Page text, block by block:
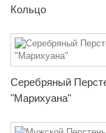
Кольцо
Серебряный
"Марихуана"